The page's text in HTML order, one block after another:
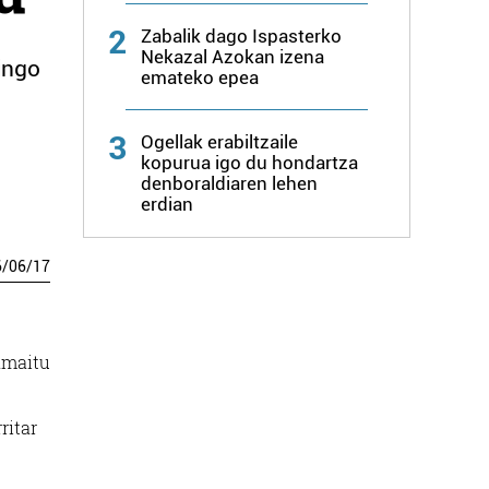
/06/17
2
Zabalik dago Ispasterko
Nekazal Azokan izena
emateko epea
3
Ogellak erabiltzaile
kopurua igo du hondartza
denboraldiaren lehen
erdian